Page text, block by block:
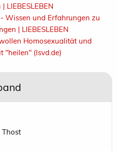
LIEBESLEBEN
Wissen und Erfahrungen zu
| LIEBESLEBEN
Homosexualität und
"heilen" (lsvd.de)
Thost